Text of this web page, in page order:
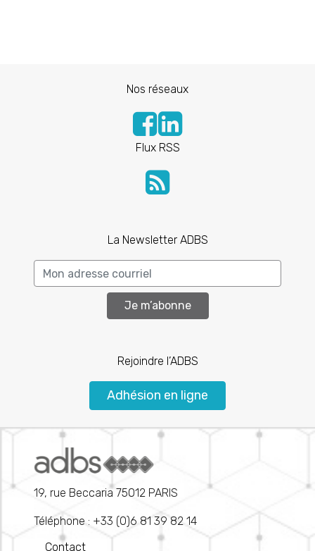
Nos réseaux
Flux RSS
La Newsletter ADBS
Je m’abonne
Rejoindre l’ADBS
Adhésion en ligne
19, rue Beccaria 75012 PARIS
Téléphone : +33 (0)6 81 39 82 14
Contact